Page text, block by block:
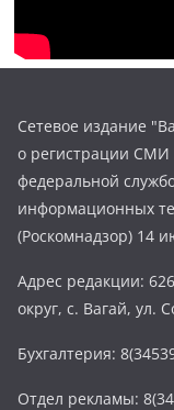
Сетевое издание
о регистрации
федеральной
информационных
(Роскомнадзор) 14
Адрес редакции:
округ, с. Вагай, ул.
Бухгалтерия:
Отдел рекламы: